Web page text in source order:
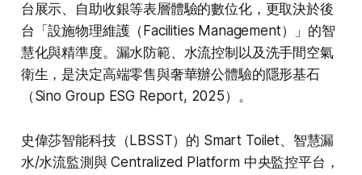
台展示、自助收銀等表層體驗的數位化，更取決於後
台「設施物理維護（Facilities Management）」的智
慧化與精準度。漏水防範、水流控制以及洗手間空氣
衛生，是決定高端零售與奢華辦公體驗的隱形基石
（Sino Group ESG Report, 2025）。
史偉莎智能科技（LBSST）的 Smart Toilet、智慧漏
水/水流監測與 Centralized Platform 中央監控平台，